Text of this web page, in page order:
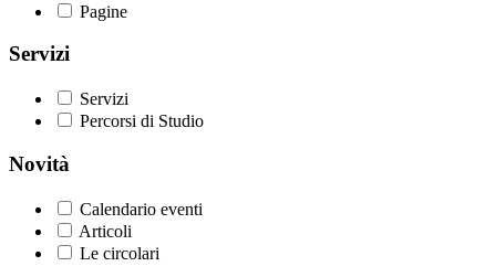
Pagine
Servizi
Servizi
Percorsi di Studio
Novità
Calendario eventi
Articoli
Le circolari